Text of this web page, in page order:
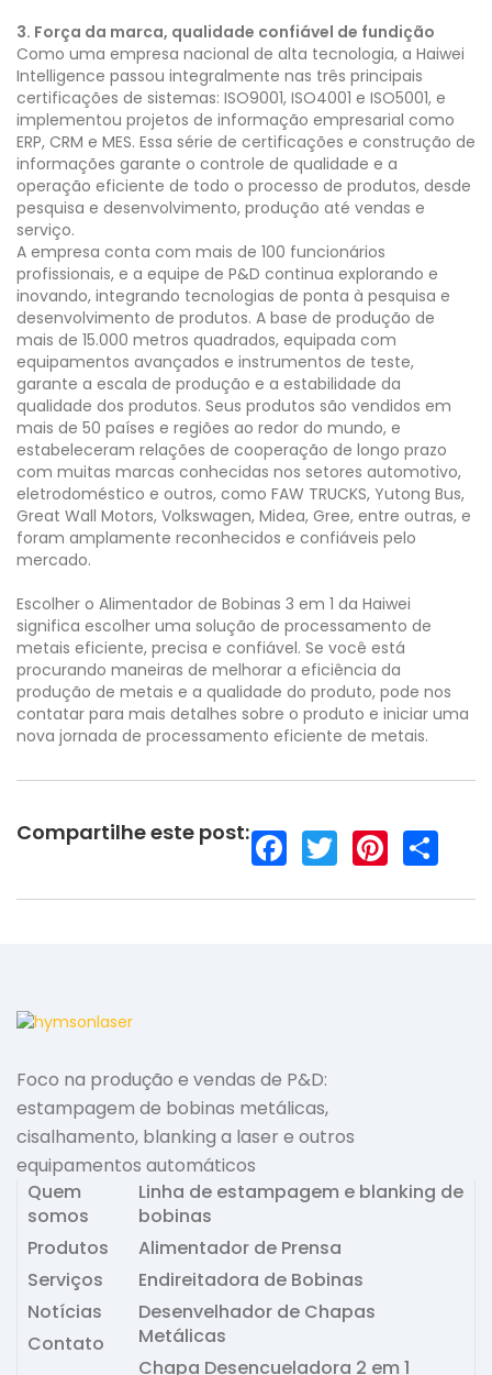
3. Força da marca, qualidade confiável de fundição
Como uma empresa nacional de alta tecnologia, a Haiwei
Intelligence passou integralmente nas três principais
certificações de sistemas: ISO9001, ISO4001 e ISO5001, e
implementou projetos de informação empresarial como
ERP, CRM e MES. Essa série de certificações e construção de
informações garante o controle de qualidade e a
operação eficiente de todo o processo de produtos, desde
pesquisa e desenvolvimento, produção até vendas e
serviço.
A empresa conta com mais de 100 funcionários
profissionais, e a equipe de P&D continua explorando e
inovando, integrando tecnologias de ponta à pesquisa e
desenvolvimento de produtos. A base de produção de
mais de 15.000 metros quadrados, equipada com
equipamentos avançados e instrumentos de teste,
garante a escala de produção e a estabilidade da
qualidade dos produtos. Seus produtos são vendidos em
mais de 50 países e regiões ao redor do mundo, e
estabeleceram relações de cooperação de longo prazo
com muitas marcas conhecidas nos setores automotivo,
eletrodoméstico e outros, como FAW TRUCKS, Yutong Bus,
Great Wall Motors, Volkswagen, Midea, Gree, entre outras, e
foram amplamente reconhecidos e confiáveis pelo
mercado.
Escolher o Alimentador de Bobinas 3 em 1 da Haiwei
significa escolher uma solução de processamento de
metais eficiente, precisa e confiável. Se você está
procurando maneiras de melhorar a eficiência da
produção de metais e a qualidade do produto, pode nos
contatar para mais detalhes sobre o produto e iniciar uma
nova jornada de processamento eficiente de metais.
Compartilhe este post:
Foco na produção e vendas de P&D:
estampagem de bobinas metálicas,
cisalhamento, blanking a laser e outros
equipamentos automáticos
Quem
somos
Produtos
Serviços
Notícias
Contato
Linha de estampagem e blanking de
bobinas
Alimentador de Prensa
Endireitadora de Bobinas
Desenvelhador de Chapas
Metálicas
Chapa Desencueladora 2 em 1